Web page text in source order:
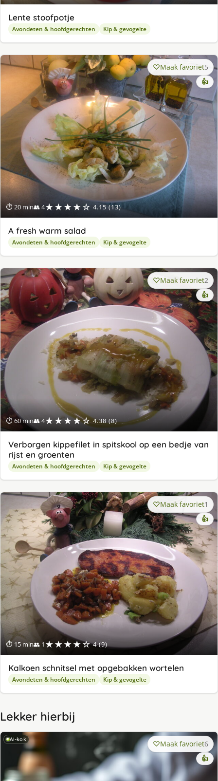
Lente stoofpotje
Avondeten & hoofdgerechten Kip & gevogelte
⏱ 20 min👥 4★★★★☆ 4.15 (13)
Maak favoriet5
👍
A fresh warm salad
Avondeten & hoofdgerechten Kip & gevogelte
⏱ 60 min👥 4★★★★☆ 4.38 (8)
Maak favoriet2
👍
Verborgen kippefilet in spitskool op een bedje van
rijst en groenten
Avondeten & hoofdgerechten Kip & gevogelte
⏱ 15 min👥 1 ★★★★☆ 4 (9)
Maak favoriet1
👍
Kalkoen schnitsel met opgebakken wortelen
Avondeten & hoofdgerechten Kip & gevogelte
Lekker hierbij
AI-kok Maak favoriet6
👍